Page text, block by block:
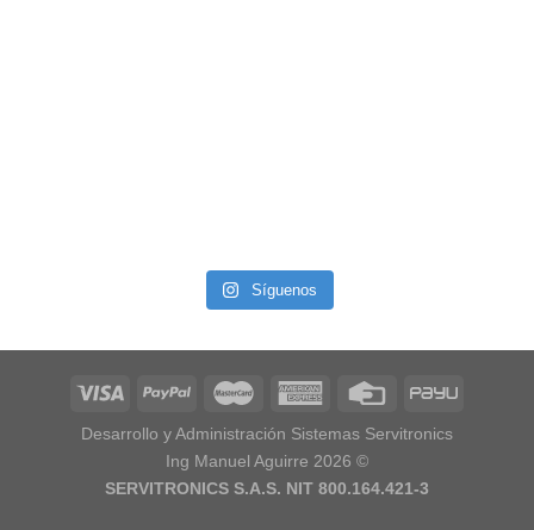
Síguenos
Desarrollo y Administración Sistemas Servitronics
Ing Manuel Aguirre 2026 ©
SERVITRONICS S.A.S. NIT 800.164.421-3